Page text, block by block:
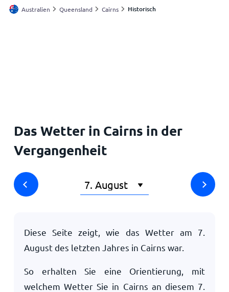
Deutschland
Australien Queensland Cairns Historisch
Das Wetter in Cairns in der
Vergangenheit
Diese Seite zeigt, wie das Wetter am 7.
Augustdes letzten Jahres in Cairns war.
So erhalten Sie eine Orientierung, mit
welchem Wetter Sie in Cairns an diesem 7.